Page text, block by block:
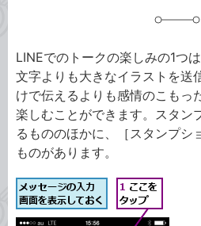
LINEでのトークの楽しみの1つ
文字よりも大きなイラストを送
けで伝えるよりも感情のこもっ
楽しむことができます。スタン
るもののほかに、［スタンプシ
ものがあります。